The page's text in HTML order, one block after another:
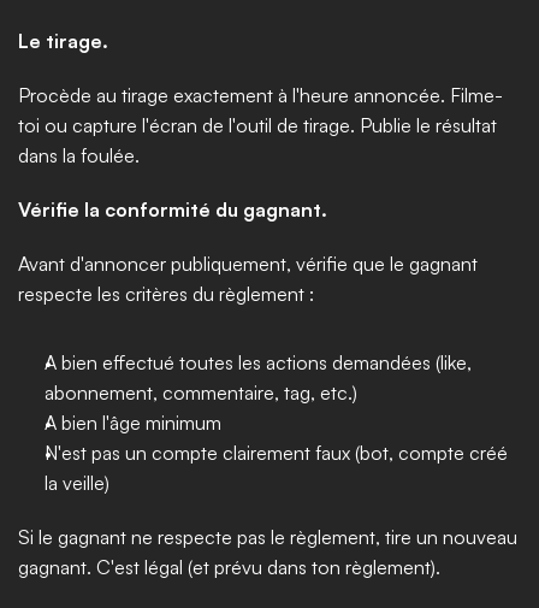
Le tirage.
Procède au tirage exactement à l'heure annoncée. Filme-
toi ou capture l'écran de l'outil de tirage. Publie le résultat
dans la foulée.
Vérifie la conformité du gagnant.
Avant d'annoncer publiquement, vérifie que le gagnant
respecte les critères du règlement :
A bien effectué toutes les actions demandées (like,
abonnement, commentaire, tag, etc.)
A bien l'âge minimum
N'est pas un compte clairement faux (bot, compte créé
la veille)
Si le gagnant ne respecte pas le règlement, tire un nouveau
gagnant. C'est légal (et prévu dans ton règlement).